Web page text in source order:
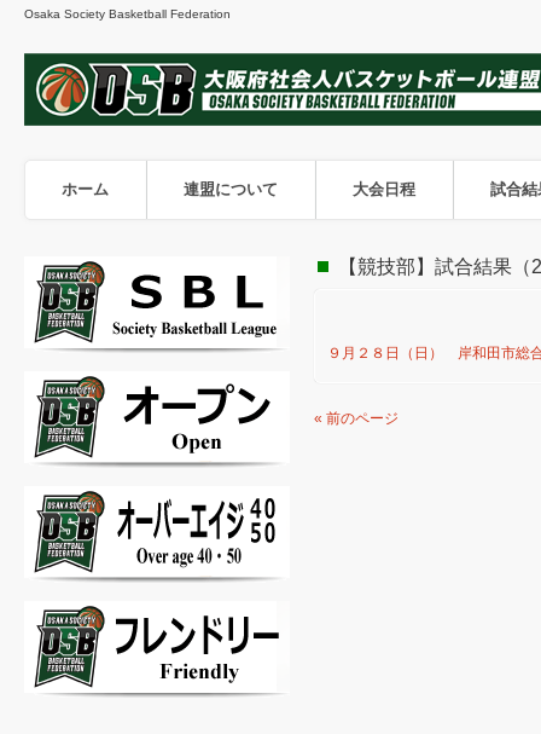
Osaka Society Basketball Federation
ホーム 連盟について 大会日程 試合結
【競技部】試合結果
９月２８日（日） 岸和田市総
« 前のページ